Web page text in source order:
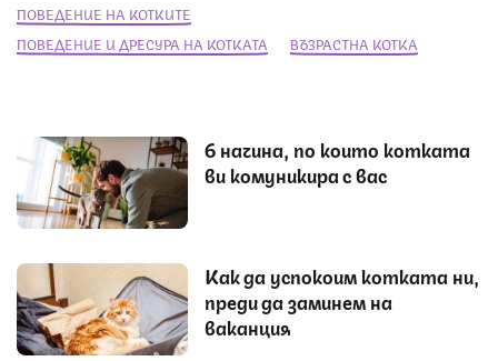
ПОВЕДЕНИЕ НА КОТКИТЕ
ПОВЕДЕНИЕ И ДРЕСУРА НА КОТКАТА
ВЪЗРАСТНА КОТКА
6 начина, по които котката
ви комуникира с вас
Как да успокоим котката ни,
преди да заминем на
ваканция